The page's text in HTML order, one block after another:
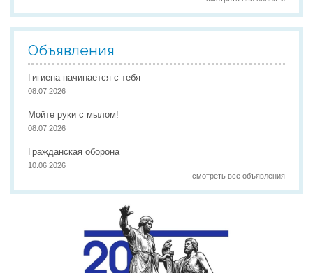
Объявления
Гигиена начинается с тебя
08.07.2026
Мойте руки с мылом!
08.07.2026
Гражданская оборона
10.06.2026
смотреть все объявления